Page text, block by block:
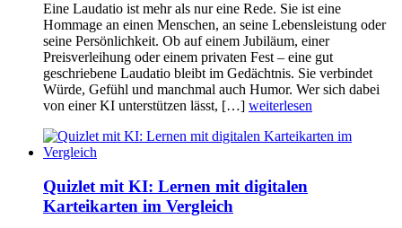
Eine Laudatio ist mehr als nur eine Rede. Sie ist eine
Hommage an einen Menschen, an seine Lebensleistung oder
seine Persönlichkeit. Ob auf einem Jubiläum, einer
Preisverleihung oder einem privaten Fest – eine gut
geschriebene Laudatio bleibt im Gedächtnis. Sie verbindet
Würde, Gefühl und manchmal auch Humor. Wer sich dabei
von einer KI unterstützen lässt, […] weiterlesen
Quizlet mit KI: Lernen mit digitalen
Karteikarten im Vergleich